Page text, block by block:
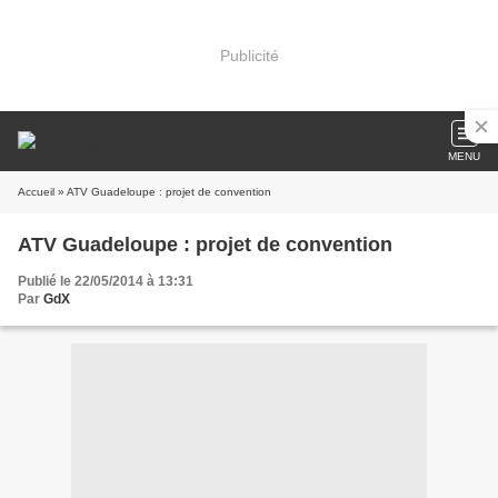
Publicité
MENU
Accueil » ATV Guadeloupe : projet de convention
ATV Guadeloupe : projet de convention
Publié le 22/05/2014 à 13:31
Par GdX